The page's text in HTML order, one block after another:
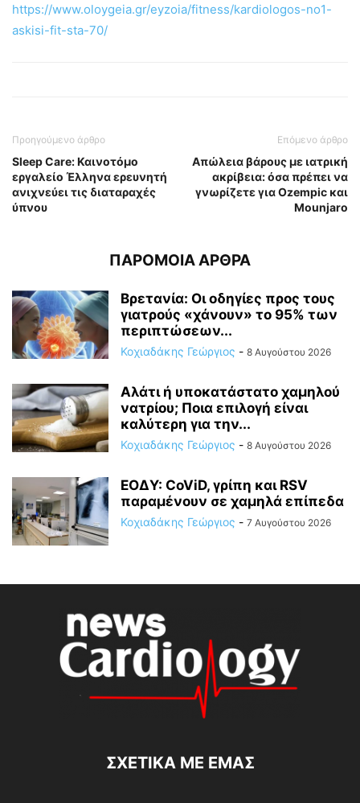
https://www.oloygeia.gr/eyzoia/fitness/kardiologos-no1-
askisi-fit-sta-70/
Προηγούμενο άρθρο
Sleep Care: Καινοτόμο
εργαλείο Έλληνα ερευνητή
ανιχνεύει τις διαταραχές
ύπνου
Επόμενο άρθρο
Απώλεια βάρους με ιατρική
ακρίβεια: όσα πρέπει να
γνωρίζετε για Ozempic και
Mounjaro
ΠΑΡΟΜΟΙΑ ΑΡΘΡΑ
Βρετανία: Οι οδηγίες προς τους
γιατρούς «χάνουν» το 95% των
περιπτώσεων...
Κοχιαδάκης Γεώργιος - 8 Αυγούστου 2026
Αλάτι ή υποκατάστατο χαμηλού
νατρίου; Ποια επιλογή είναι
καλύτερη για την...
Κοχιαδάκης Γεώργιος - 8 Αυγούστου 2026
ΕΟΔΥ: CoViD, γρίπη και RSV
παραμένουν σε χαμηλά επίπεδα
Κοχιαδάκης Γεώργιος - 7 Αυγούστου 2026
ΣΧΕΤΙΚΆ ΜΕ ΕΜΆΣ